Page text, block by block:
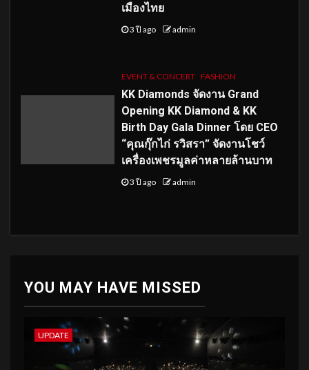
เมืองไทย
3 ปี ago admin
EVENT & CONCERT FASHION
KK Diamonds จัดงาน Grand
Opening KK Diamond & KK
Birth Day Gala Dinner โดย CEO
“คุณกุ๊กไก่ รวิสรา” จัดงานโชว์
เครื่องเพชรมูลค่าหลายล้านบาท
3 ปี ago admin
YOU MAY HAVE MISSED
UPDATE